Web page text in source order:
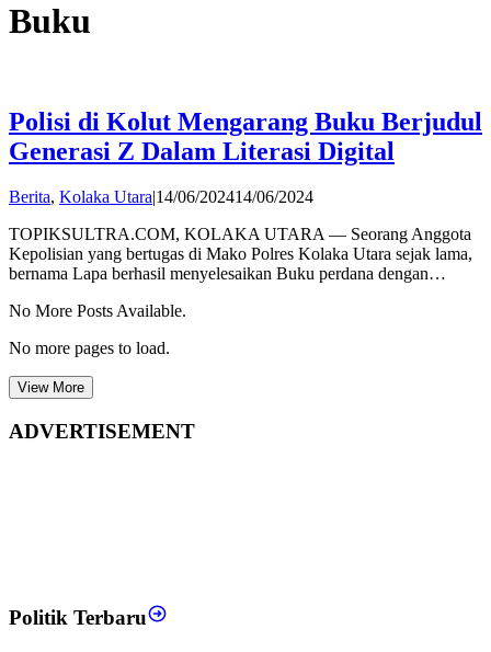
Buku
Polisi di Kolut Mengarang Buku Berjudul
Generasi Z Dalam Literasi Digital
Berita, Kolaka Utara 14/06/202414/06/2024by
TOPIKSULTRA.COM, KOLAKA UTARA — Seorang Anggota
Kepolisian yang bertugas di Mako Polres Kolaka Utara sejak lama,
bernama Lapa berhasil menyelesaikan Buku perdana dengan…
No More Posts Available.
No more pages to load.
View More
ADVERTISEMENT
Politik Terbaru